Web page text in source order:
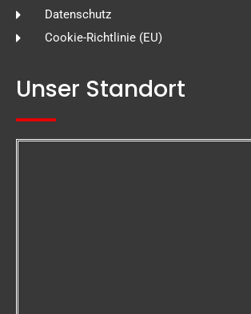
Datenschutz
Cookie-Richtlinie (EU)
Unser Standort